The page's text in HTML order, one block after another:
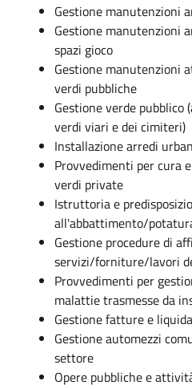
Gestione manutenzioni
Gestione manutenzioni
spazi gioco
Gestione manutenzioni
verdi pubbliche
Gestione verde pubblico
verdi viari e dei cimiteri)
Installazione arredi
Provvedimenti per cura
verdi private
Istruttoria e
all'abbattimento/
Gestione procedure di
servizi/forniture/lavori
Provvedimenti per
malattie trasmesse da
Gestione fatture e
Gestione automezzi
settore
Opere pubbliche e